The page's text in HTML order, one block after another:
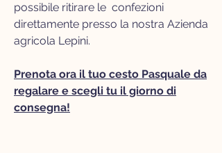
possibile ritirare le confezioni
direttamente presso la nostra Azienda
agricola Lepini.
Prenota ora il tuo cesto Pasquale da
regalare e scegli tu il giorno di
consegna!